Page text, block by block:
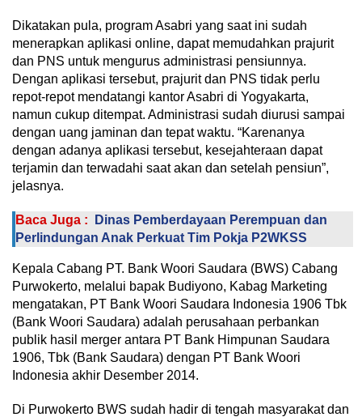
Dikatakan pula, program Asabri yang saat ini sudah
menerapkan aplikasi online, dapat memudahkan prajurit
dan PNS untuk mengurus administrasi pensiunnya.
Dengan aplikasi tersebut, prajurit dan PNS tidak perlu
repot-repot mendatangi kantor Asabri di Yogyakarta,
namun cukup ditempat. Administrasi sudah diurusi sampai
dengan uang jaminan dan tepat waktu. “Karenanya
dengan adanya aplikasi tersebut, kesejahteraan dapat
terjamin dan terwadahi saat akan dan setelah pensiun”,
jelasnya.
Baca Juga :
Dinas Pemberdayaan Perempuan dan
Perlindungan Anak Perkuat Tim Pokja P2WKSS
Kepala Cabang PT. Bank Woori Saudara (BWS) Cabang
Purwokerto, melalui bapak Budiyono, Kabag Marketing
mengatakan, PT Bank Woori Saudara Indonesia 1906 Tbk
(Bank Woori Saudara) adalah perusahaan perbankan
publik hasil merger antara PT Bank Himpunan Saudara
1906, Tbk (Bank Saudara) dengan PT Bank Woori
Indonesia akhir Desember 2014.
Di Purwokerto BWS sudah hadir di tengah masyarakat dan